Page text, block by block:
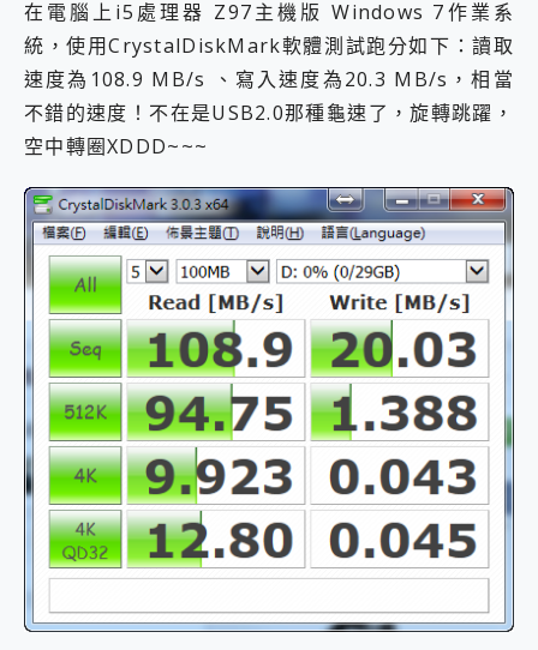
在電腦上i5處理器 Z97主機版 Windows 7作業系
統，使用CrystalDiskMark軟體測試跑分如下：讀取
速度為108.9 MB/s 、寫入速度為20.3 MB/s，相當
不錯的速度！不在是USB2.0那種龜速了，旋轉跳躍，
空中轉圈XDDD~~~